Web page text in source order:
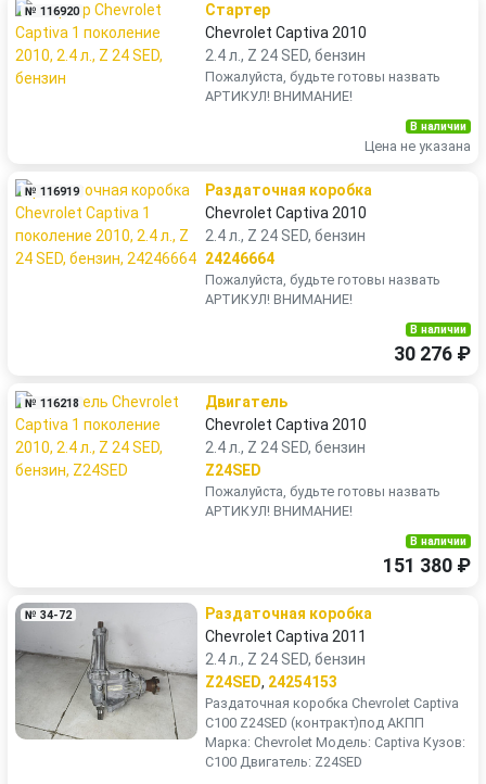
№ 116920
Стартер
Chevrolet Captiva 2010
2.4 л., Z 24 SED, бензин
Пожалуйста, будьте готовы назвать
АРТИКУЛ! ВНИМАНИЕ!
В наличии
Цена не указана
№ 116919
Раздаточная коробка
Chevrolet Captiva 2010
2.4 л., Z 24 SED, бензин
24246664
Пожалуйста, будьте готовы назвать
АРТИКУЛ! ВНИМАНИЕ!
В наличии
30 276 ₽
№ 116218
Двигатель
Chevrolet Captiva 2010
2.4 л., Z 24 SED, бензин
Z24SED
Пожалуйста, будьте готовы назвать
АРТИКУЛ! ВНИМАНИЕ!
В наличии
151 380 ₽
№ 34-72
Раздаточная коробка
Chevrolet Captiva 2011
2.4 л., Z 24 SED, бензин
Z24SED, 24254153
Раздаточная коробка Chevrolet Captiva
C100 Z24SED (контракт)под АКПП
Марка: Chevrolet Модель: Captiva Кузов:
C100 Двигатель: Z24SED